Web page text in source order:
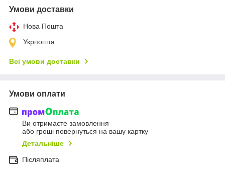
Умови доставки
Нова Пошта
Укрпошта
Всі умови доставки
Умови оплати
Ви отримаєте замовлення
або гроші повернуться на вашу картку
Детальніше
Післяплата